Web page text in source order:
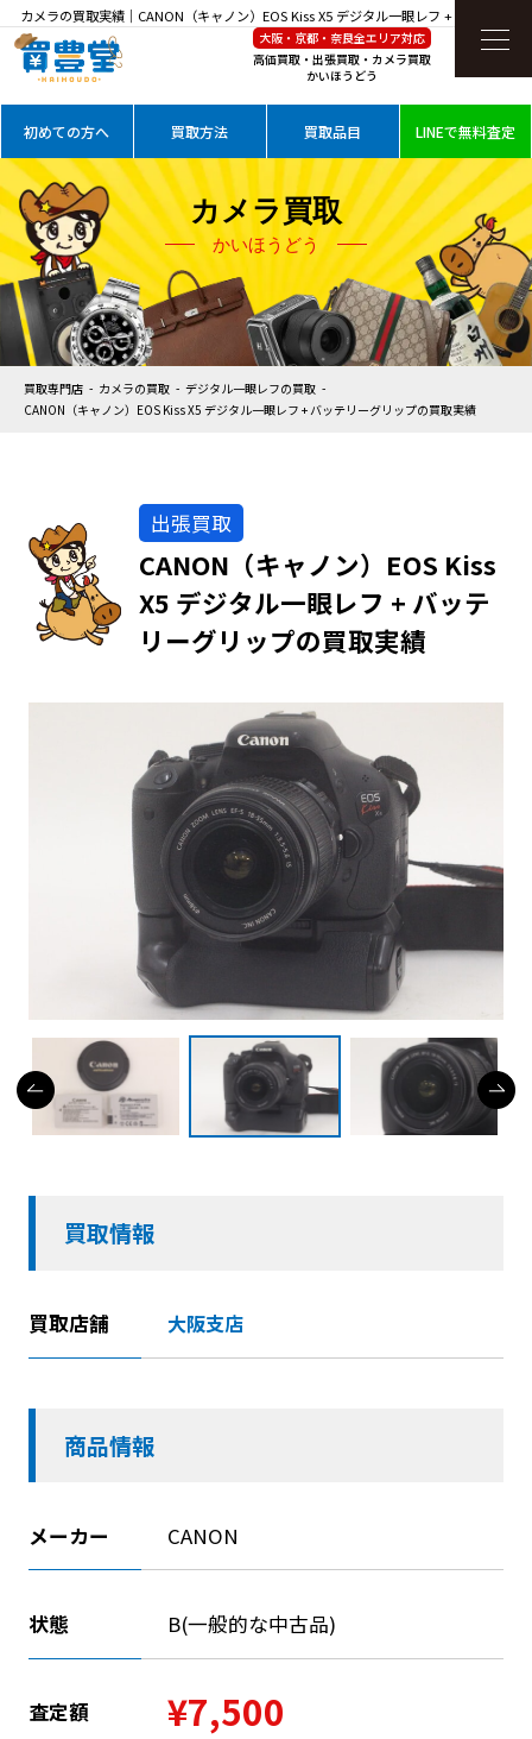
カメラの買取実績｜CANON（キャノン）EOS Kiss X5 デジタル一眼レフ + バッテリー
グリップを高価買取
大阪・京都・奈良全エリア対応
高価買取・出張買取・カメラ買取
かいほうどう
初めての方へ 買取方法 買取品目 LINEで無料査定
カメラ買取
かいほうどう
買取専門店 カメラの買取
デジタル一眼レフの買取
CANON（キャノン）EOS Kiss X5 デジタル一眼レフ + バッテリーグリップの買取実績
出張買取
CANON（キャノン）EOS Kiss
X5 デジタル一眼レフ + バッテ
リーグリップの買取実績
買取情報
買取店舗 大阪支店
商品情報
メーカー CANON
状態 B(一般的な中古品)
査定額 ¥7,500